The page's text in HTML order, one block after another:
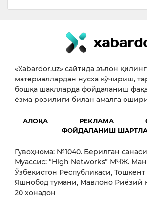
«Xabardor.uz» сайтида эълон
материаллардан нусха кўчириш,
бошқа шаклларда фойдаланиш
ёзма розилиги билан амалга
АЛОҚА РЕКЛАМА
ФОЙДАЛАНИШ
Гувоҳнома: №1040. Берилган
Муассис: “High Networks” МЧЖ.
Ўзбекистон Республикаси,
Яшнобод тумани, Мавлоно Риёзий
20 хонадон